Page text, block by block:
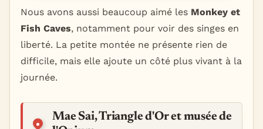
Nous avons aussi beaucoup aimé les Monkey et
Fish Caves, notamment pour voir des singes en
liberté. La petite montée ne présente rien de
difficile, mais elle ajoute un côté plus vivant à la
journée.
Mae Sai, Triangle d'Or et musée de